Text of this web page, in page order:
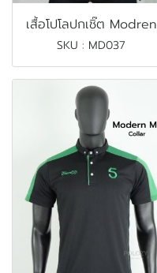
เสื้อโปโลปกเชิ๊ต Modren
SKU : MD037